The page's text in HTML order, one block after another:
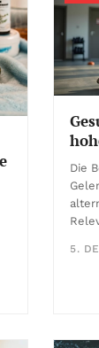
Die
5.